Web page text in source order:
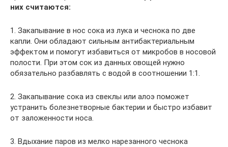
них считаются:
1. Закапывание в нос сока из лука и чеснока по две
капли. Они обладают сильным антибактериальным
эффектом и помогут избавиться от микробов в носовой
полости. При этом сок из данных овощей нужно
обязательно разбавлять с водой в соотношении 1:1.
2. Закапывание сока из свеклы или алоэ поможет
устранить болезнетворные бактерии и быстро избавит
от заложенности носа.
3. Вдыхание паров из мелко нарезанного чеснока